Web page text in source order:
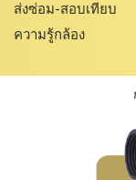
ส่งซ่อม-สอบเทียบ
ความรู้กล้อง